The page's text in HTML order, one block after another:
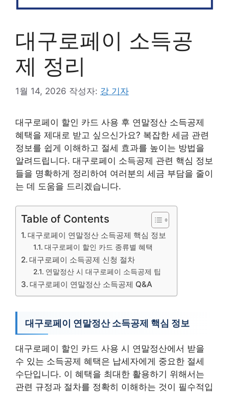
대구로페이 소득공
제 정리
1월 14, 2026 작성자: 강 기자
대구로페이 할인 카드 사용 후 연말정산 소득공제
혜택을 제대로 받고 싶으신가요? 복잡한 세금 관련
정보를 쉽게 이해하고 절세 효과를 높이는 방법을
알려드립니다. 대구로페이 소득공제 관련 핵심 정보
들을 명확하게 정리하여 여러분의 세금 부담을 줄이
는 데 도움을 드리겠습니다.
Table of Contents
대구로페이 연말정산 소득공제 핵심 정보
대구로페이 할인 카드 종류별 혜택
대구로페이 소득공제 신청 절차
연말정산 시 대구로페이 소득공제 팁
대구로페이 연말정산 소득공제 Q&A
대구로페이 연말정산 소득공제 핵심 정보
대구로페이 할인 카드 사용 시 연말정산에서 받을
수 있는 소득공제 혜택은 납세자에게 중요한 절세
수단입니다. 이 혜택을 최대한 활용하기 위해서는
관련 규정과 절차를 정확히 이해하는 것이 필수적입